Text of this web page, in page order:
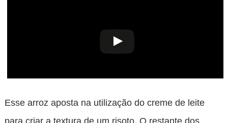
Esse arroz aposta na utilização do creme de leite